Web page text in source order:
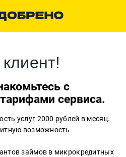
с
сервиса.
услуг 2000 рублей в месяц.
возможность
займов в микрокредитных